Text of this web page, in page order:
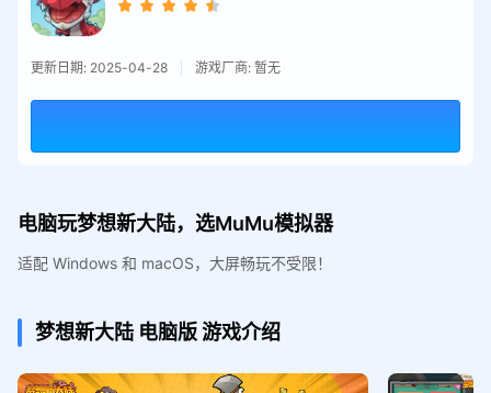
更新日期: 2025-04-28 游戏厂商: 暂无
电脑玩梦想新大陆，选MuMu模拟器
适配 Windows 和 macOS，大屏畅玩不受限！
梦想新大陆 电脑版游戏介绍